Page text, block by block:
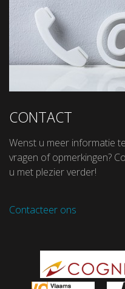
CONTACT
Wenst u meer informatie
vragen of opmerkingen?
u met plezier verder!
Contacteer ons